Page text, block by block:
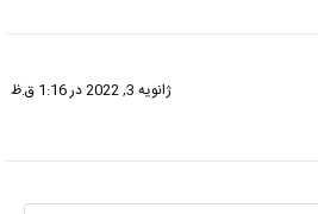
ژانویه 3, 2022 در 1:16 ق.ظ